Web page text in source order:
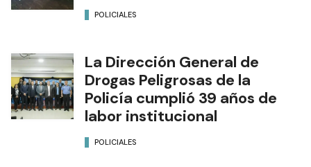
POLICIALES
La Dirección General de
Drogas Peligrosas de la
Policía cumplió 39 años de
labor institucional
POLICIALES